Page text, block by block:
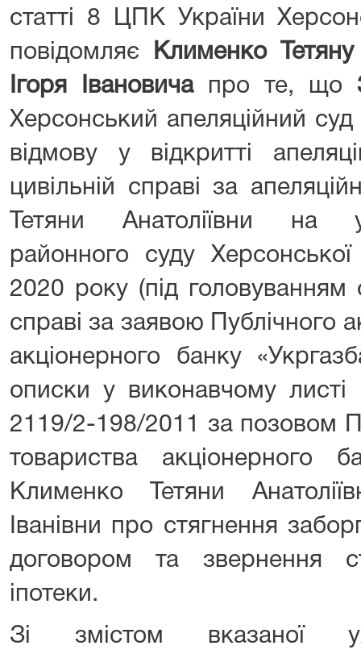
статті 8 ЦПК України
повідомляє
Клименко
Ігоря Івановичапро те, що
Херсонський апеляційний
відмову у відкритті
цивільній справі за
Тетяни Анатоліївни на
районного суду
2020 року (під головуванням
справі за заявою Публічного
акціонерного банку
описки у виконавчому
2119/2-198/2011 за позовом
товариства акціонерного
Клименко Тетяни
Іванівни про стягнення
договором та звернення
іпотеки.
Зі змістом вказаної